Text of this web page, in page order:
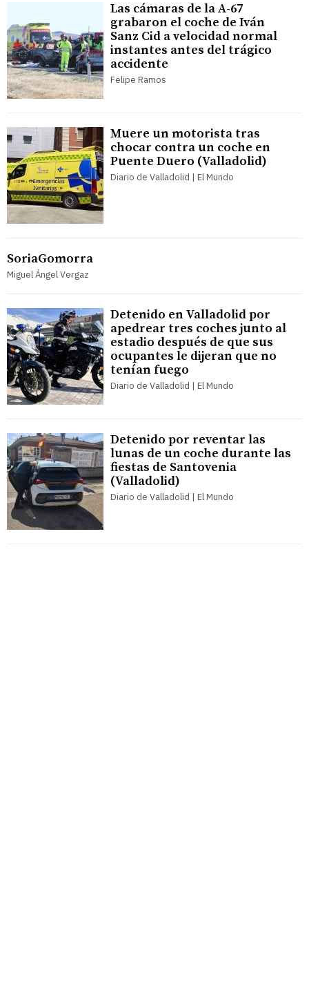
Las cámaras de la A-67
grabaron el coche de Iván
Sanz Cid a velocidad normal
instantes antes del trágico
accidente
Felipe Ramos
Muere un motorista tras
chocar contra un coche en
Puente Duero (Valladolid)
Diario de Valladolid | El Mundo
SoriaGomorra
Miguel Ángel Vergaz
Detenido en Valladolid por
apedrear tres coches junto al
estadio después de que sus
ocupantes le dijeran que no
tenían fuego
Diario de Valladolid | El Mundo
Detenido por reventar las
lunas de un coche durante las
fiestas de Santovenia
(Valladolid)
Diario de Valladolid | El Mundo